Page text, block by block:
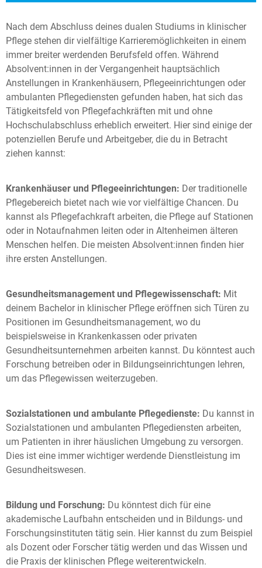
Nach dem Abschluss deines dualen Studiums in klinischer
Pflege stehen dir vielfältige Karrieremöglichkeiten in einem
immer breiter werdenden Berufsfeld offen. Während
Absolvent:innen in der Vergangenheit hauptsächlich
Anstellungen in Krankenhäusern, Pflegeeinrichtungen oder
ambulanten Pflegediensten gefunden haben, hat sich das
Tätigkeitsfeld von Pflegefachkräften mit und ohne
Hochschulabschluss erheblich erweitert. Hier sind einige der
potenziellen Berufe und Arbeitgeber, die du in Betracht
ziehen kannst:
Krankenhäuser und Pflegeeinrichtungen: Der traditionelle
Pflegebereich bietet nach wie vor vielfältige Chancen. Du
kannst als Pflegefachkraft arbeiten, die Pflege auf Stationen
oder in Notaufnahmen leiten oder in Altenheimen älteren
Menschen helfen. Die meisten Absolvent:innen finden hier
ihre ersten Anstellungen.
Gesundheitsmanagement und Pflegewissenschaft: Mit
deinem Bachelor in klinischer Pflege eröffnen sich Türen zu
Positionen im Gesundheitsmanagement, wo du
beispielsweise in Krankenkassen oder privaten
Gesundheitsunternehmen arbeiten kannst. Du könntest auch
Forschung betreiben oder in Bildungseinrichtungen lehren,
um das Pflegewissen weiterzugeben.
Sozialstationen und ambulante Pflegedienste: Du kannst in
Sozialstationen und ambulanten Pflegediensten arbeiten,
um Patienten in ihrer häuslichen Umgebung zu versorgen.
Dies ist eine immer wichtiger werdende Dienstleistung im
Gesundheitswesen.
Bildung und Forschung: Du könntest dich für eine
akademische Laufbahn entscheiden und in Bildungs- und
Forschungsinstituten tätig sein. Hier kannst du zum Beispiel
als Dozent oder Forscher tätig werden und das Wissen und
die Praxis der klinischen Pflege weiterentwickeln.